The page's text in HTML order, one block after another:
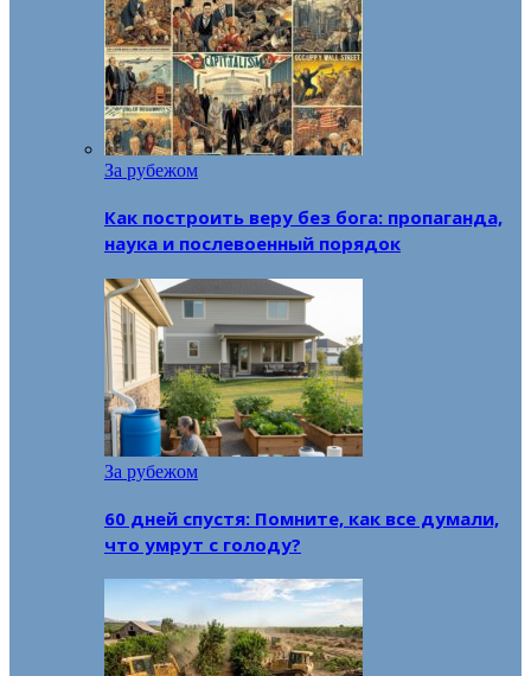
За рубежом
Как построить веру без бога: пропаганда,
наука и послевоенный порядок
За рубежом
60 дней спустя: Помните, как все думали,
что умрут с голоду?